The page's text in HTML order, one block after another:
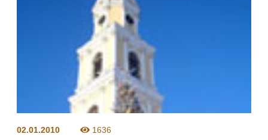
02.01.2010 1636